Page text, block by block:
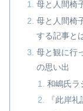
母と人間椅
母と人間椅
する記事と
母と観に行
の思い出
和嶋氏ラ
『此岸